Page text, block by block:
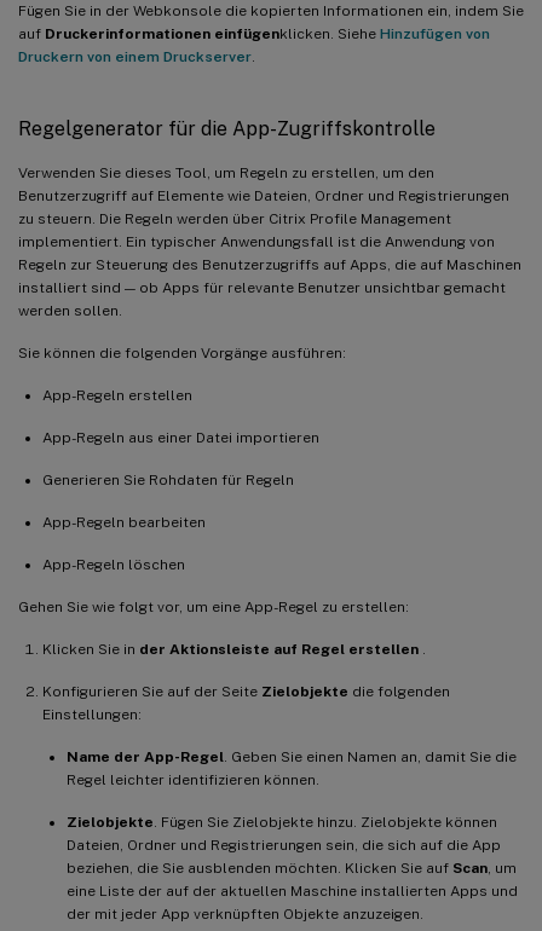
Fügen Sie in der Webkonsole die kopierten Informationen ein, indem Sie
auf Druckerinformationen einfügenklicken. Siehe Hinzufügen von
Druckern von einem Druckserver
Regelgenerator für die App-Zugriffskontrolle
Verwenden Sie dieses Tool, um Regeln zu erstellen, um den
Benutzerzugriff auf Elemente wie Dateien, Ordner und Registrierungen
zu steuern. Die Regeln werden über Citrix Profile Management
implementiert. Ein typischer Anwendungsfall ist die Anwendung von
Regeln zur Steuerung des Benutzerzugriffs auf Apps, die auf Maschinen
installiert sind — ob Apps für relevante Benutzer unsichtbar gemacht
werden sollen.
Sie können die folgenden Vorgänge ausführen:
App-Regeln erstellen
App-Regeln aus einer Datei importieren
Generieren Sie Rohdaten für Regeln
App-Regeln bearbeiten
App-Regeln löschen
Gehen Sie wie folgt vor, um eine App-Regel zu erstellen:
Klicken Sie in der Aktionsleiste auf Regel erstellen
Konfigurieren Sie auf der Seite Zielobjekte die folgenden
Einstellungen:
Name der App-Regel . Geben Sie einen Namen an, damit Sie die
Regel leichter identifizieren können.
Zielobjekte . Fügen Sie Zielobjekte hinzu. Zielobjekte können
Dateien, Ordner und Registrierungen sein, die sich auf die App
beziehen, die Sie ausblenden möchten. Klicken Sie auf Scan , um
eine Liste der auf der aktuellen Maschine installierten Apps und
der mit jeder App verknüpften Objekte anzuzeigen.